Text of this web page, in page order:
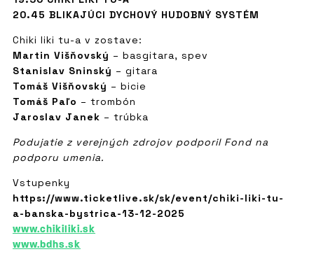
20.45 BLIKAJÚCI DYCHOVÝ HUDOBNÝ SYSTÉM
Chiki liki tu-a v zostave:
Martin Višňovský – basgitara, spev
Stanislav Sninský – gitara
Tomáš Višňovský – bicie
Tomáš Paľo – trombón
Jaroslav Janek – trúbka
Podujatie z verejných zdrojov podporil Fond na
podporu umenia.
Vstupenky
https://www.ticketlive.sk/sk/event/chiki-liki-tu-
a-banska-bystrica-13-12-2025
www.chikiliki.sk
www.bdhs.sk